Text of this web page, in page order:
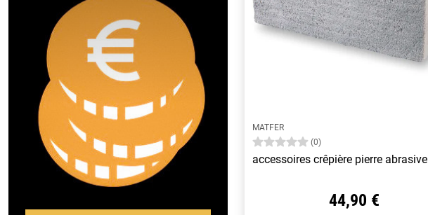
MATFER
(0)
accessoires crêpière pierre abrasive
44,90 €